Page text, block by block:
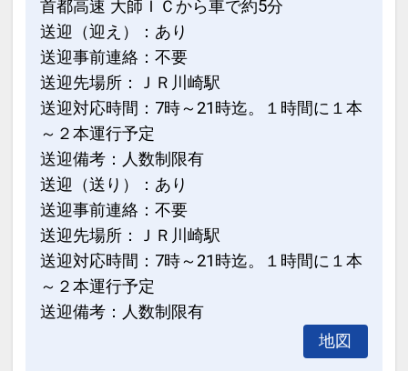
首都高速 大師ＩＣから車で約5分
送迎（迎え）：あり
送迎事前連絡：不要
送迎先場所：ＪＲ川崎駅
送迎対応時間：7時～21時迄。１時間に１本
～２本運行予定
送迎備考：人数制限有
送迎（送り）：あり
送迎事前連絡：不要
送迎先場所：ＪＲ川崎駅
送迎対応時間：7時～21時迄。１時間に１本
～２本運行予定
送迎備考：人数制限有
地図